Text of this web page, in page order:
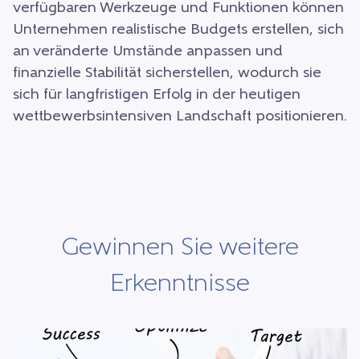
verfügbaren Werkzeuge und Funktionen können
Unternehmen realistische Budgets erstellen, sich
an veränderte Umstände anpassen und
finanzielle Stabilität sicherstellen, wodurch sie
sich für langfristigen Erfolg in der heutigen
wettbewerbsintensiven Landschaft positionieren.
Gewinnen Sie weitere
Erkenntnisse